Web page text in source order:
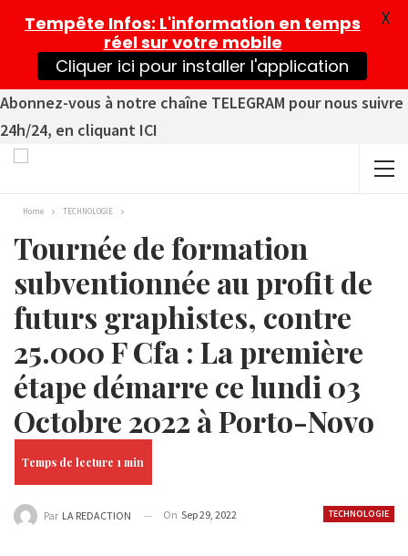
Abonnez-vous à notre chaîne TELEGRAM pour nous suivre
24h/24, en cliquant ICI
Home TECHNOLOGIE
Tournée de formation
subventionnée au profit de
futurs graphistes, contre
25.000 F Cfa : La première
étape démarre ce lundi 03
Octobre 2022 à Porto-Novo
TECHNOLOGIE
Par LA REDACTION On Sep 29, 2022
Tempête Infos: L'information en temps
réel sur votre mobile
Cliquer ici pour installer l'application
X